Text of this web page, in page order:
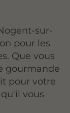
sur-
pour les
Que vous
gourmande
pour votre
vous